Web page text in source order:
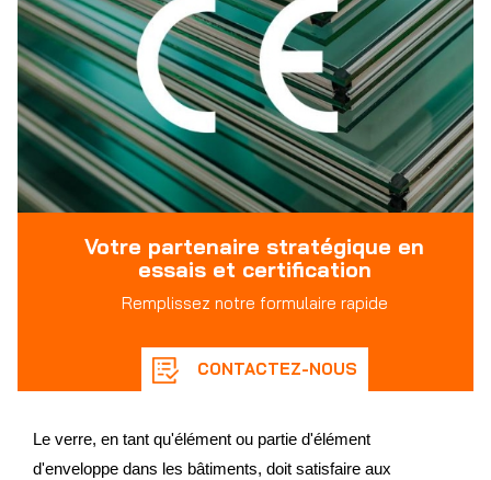
Votre partenaire stratégique en
essais et certification
Remplissez notre formulaire rapide
CONTACTEZ-NOUS
Le verre, en tant qu'élément ou partie d'élément
d'enveloppe dans les bâtiments, doit satisfaire aux